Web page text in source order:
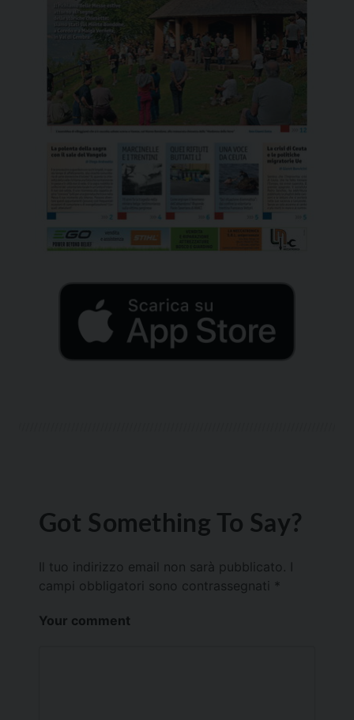
Got Something To Say?
Il tuo indirizzo email non sarà pubblicato.
campi obbligatori sono contrassegnati *
Your comment